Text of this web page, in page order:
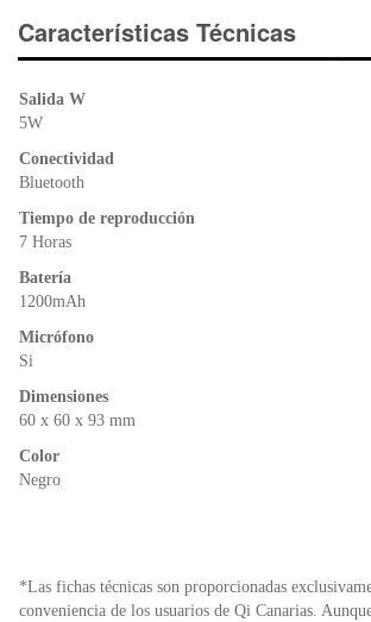
e
b
er s
A
ri
e
Características Técnicas
Salida W
5W
Conectividad
Bluetooth
Tiempo de reproducción
7 Horas
Batería
1200mAh
Micrófono
Si
Dimensiones
60 x 60 x 93 mm
Color
Negro
*Las fichas técnicas son proporcionadas
conveniencia de los usuarios de Qi Canarias.